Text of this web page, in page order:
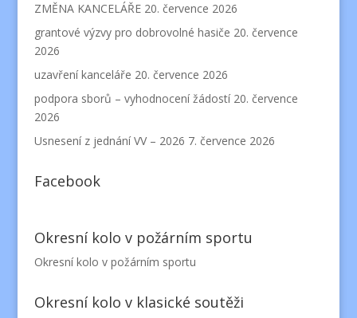
ZMĚNA KANCELÁŘE 20. července 2026
grantové výzvy pro dobrovolné hasiče 20. července
2026
uzavření kanceláře 20. července 2026
podpora sborů – vyhodnocení žádostí 20. července
2026
Usnesení z jednání VV – 2026 7. července 2026
Facebook
Okresní kolo v požárním sportu
Okresní kolo v požárním sportu
Okresní kolo v klasické soutěži